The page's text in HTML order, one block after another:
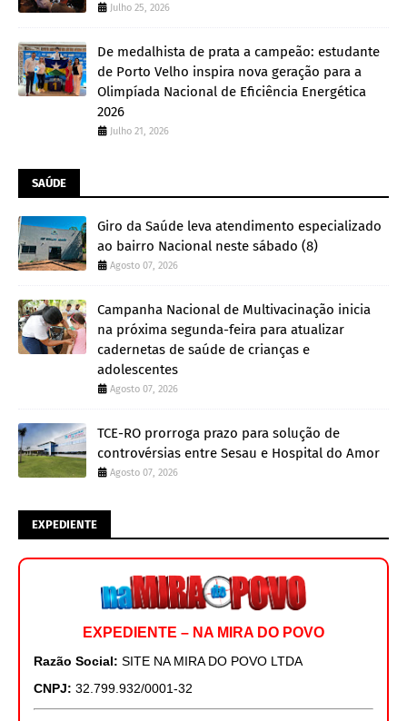
Julho 25, 2026
De medalhista de prata a campeão: estudante
de Porto Velho inspira nova geração para a
Olimpíada Nacional de Eficiência Energética
2026
Julho 21, 2026
SAÚDE
Giro da Saúde leva atendimento especializado
ao bairro Nacional neste sábado (8)
Agosto 07, 2026
Campanha Nacional de Multivacinação inicia
na próxima segunda-feira para atualizar
cadernetas de saúde de crianças e
adolescentes
Agosto 07, 2026
TCE-RO prorroga prazo para solução de
controvérsias entre Sesau e Hospital do Amor
Agosto 07, 2026
EXPEDIENTE
EXPEDIENTE – NA MIRA DO POVO
Razão Social: SITE NA MIRA DO POVO LTDA
CNPJ: 32.799.932/0001-32